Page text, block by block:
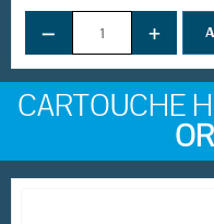
− +
CARTOUCHE